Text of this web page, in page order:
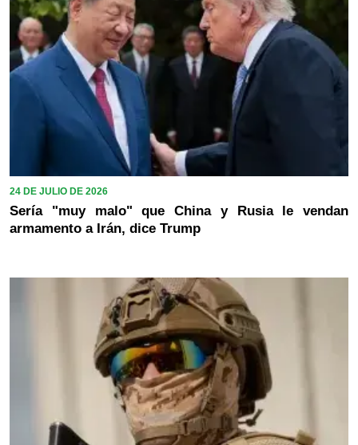
24 DE JULIO DE 2026
Sería "muy malo" que China y Rusia le vendan
armamento a Irán, dice Trump